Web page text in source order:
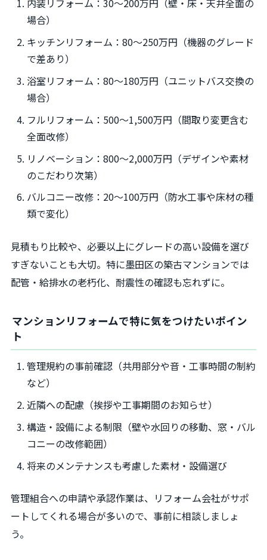
内装リフォーム：30〜200万円（壁・床・天井全面の
場合）
キッチンリフォーム：80〜250万円（機器のグレード
で差あり）
浴室リフォーム：80〜180万円（ユニットバス交換の
場合）
フルリフォーム：500〜1,500万円（間取り変更含む
全面改修）
リノベーション：800〜2,000万円（デザインや素材
のこだわり次第）
バルコニー改修：20〜100万円（防水工事や床材の種
類で変化）
見積もり比較や、必要以上にグレードの高い設備を選び
すぎないことも大切。特に墨田区の築古マンションでは
配管・給排水の老朽化、耐震性の確認も忘れずに。
マンションリフォームで特に気をつけたいポイン
ト
管理規約の事前確認（共用部分や音・工事時間の制約
など）
近隣への配慮（挨拶や工事期間のお知らせ）
構造・設備による制限（壁や水回りの移動、窓・バル
コニーの改修範囲）
将来のメンテナンスも考慮した素材・設備選び
管理組合への申請や承認作業は、リフォーム会社がサポ
ートしてくれる場合が多いので、事前に相談しましょ
う。